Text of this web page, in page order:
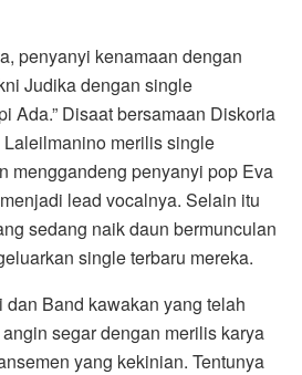
penyanyi kenamaan dengan
Judika dengan single
Ada.” Disaat bersamaan Diskoria
merilis single
menggandeng penyanyi pop Eva
lead vocalnya. Selain itu
sedang naik daun bermunculan
single terbaru mereka.
Band kawakan yang telah
segar dengan merilis karya
yang kekinian. Tentunya